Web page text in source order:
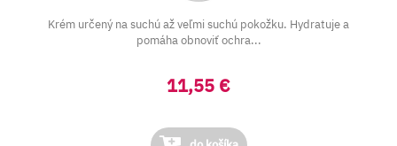
Krém určený na suchú až veľmi suchú pokožku. Hydratuje a
pomáha obnoviť ochra...
11,55 €